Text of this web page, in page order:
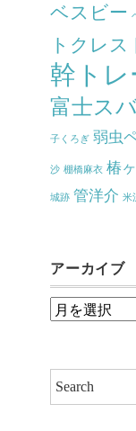
ベスビー
トクレス
幹ト
富士ス
子くろぎ 弱虫
沙 棚橋麻衣 椿
城跡 管洋介 米
アーカイブ
ア
イ